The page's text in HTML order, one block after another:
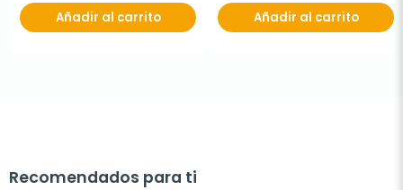
Añadir al carrito Añadir al carrito
Recomendados para ti